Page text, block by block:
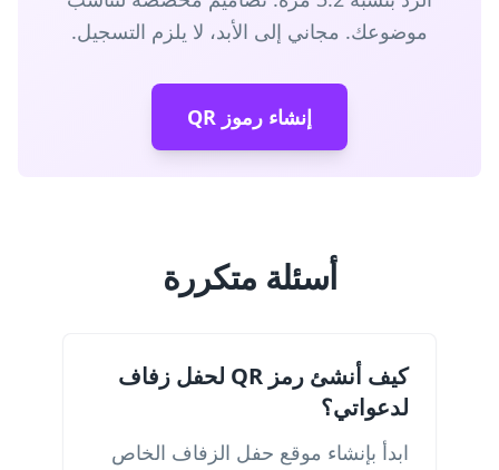
موضوعك. مجاني إلى الأبد، لا يلزم التسجيل.
إنشاء رموز QR
أسئلة متكررة
كيف أنشئ رمز QR لحفل زفاف
لدعواتي؟
ابدأ بإنشاء موقع حفل الزفاف الخاص